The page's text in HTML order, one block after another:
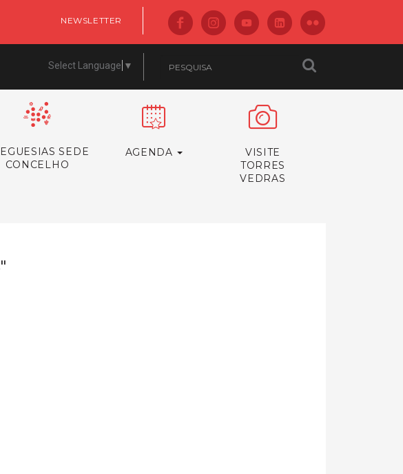
NEWSLETTER
Select Language ▼
SEDE
CONCELHO
AGENDA
VISITE
TORRES
VEDRAS